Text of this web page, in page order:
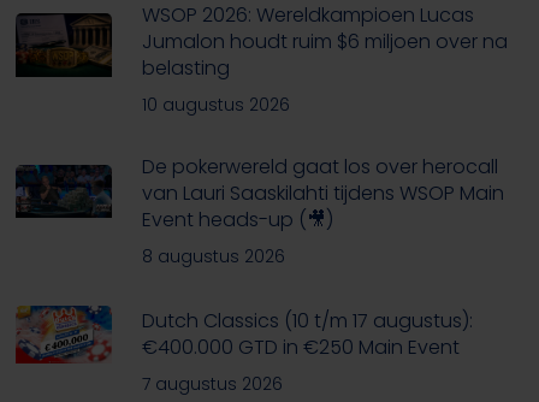
WSOP 2026: Wereldkampioen Lucas
Jumalon houdt ruim $6 miljoen over na
belasting
10 augustus 2026
De pokerwereld gaat los over herocall
van Lauri Saaskilahti tijdens WSOP Main
Event heads-up (🎥)
8 augustus 2026
Dutch Classics (10 t/m 17 augustus):
€400.000 GTD in €250 Main Event
7 augustus 2026